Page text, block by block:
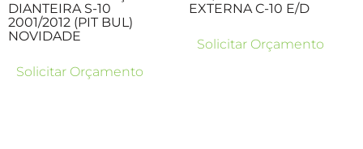
DIANTEIRA S-10
2001/2012 (PIT BUL)
NOVIDADE
Solicitar Orçamento
EXTERNA C-10 E/D
Solicitar Orçamento